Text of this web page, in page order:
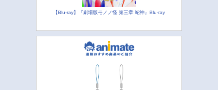
【Blu-ray】『劇場版モノノ怪 第三章 蛇神』Blu-ray